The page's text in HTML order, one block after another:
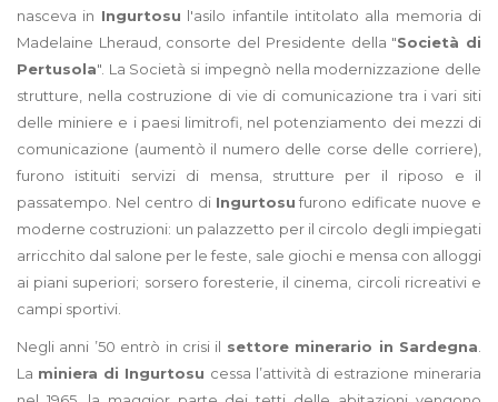
nasceva in Ingurtosu l'asilo infantile intitolato alla memoria di
Madelaine Lheraud, consorte del Presidente della "Società di
Pertusola". La Società si impegnò nella modernizzazione delle
strutture, nella costruzione di vie di comunicazione tra i vari siti
delle miniere e i paesi limitrofi, nel potenziamento dei mezzi di
comunicazione (aumentò il numero delle corse delle corriere),
furono istituiti servizi di mensa, strutture per il riposo e il
passatempo. Nel centro di Ingurtosu furono edificate nuove e
moderne costruzioni: un palazzetto per il circolo degli impiegati
arricchito dal salone per le feste, sale giochi e mensa con alloggi
ai piani superiori; sorsero foresterie, il cinema, circoli ricreativi e
campi sportivi.
Negli anni ’50 entrò in crisi il settore minerario in Sardegna
La miniera di Ingurtosu cessa l’attività di estrazione mineraria